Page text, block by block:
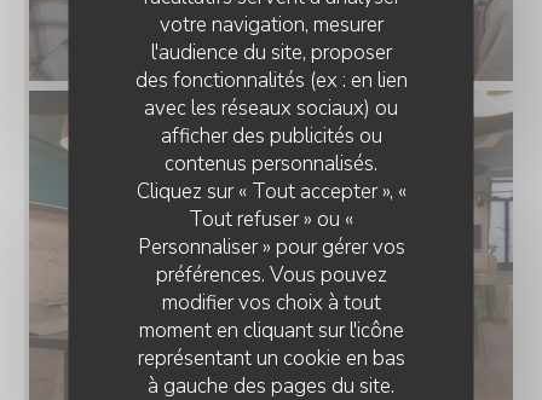
votre navigation, mesurer
l'audience du site, proposer
des fonctionnalités (ex : en lien
avec les réseaux sociaux) ou
afficher des publicités ou
contenus personnalisés.
Cliquez sur « Tout accepter », «
Tout refuser » ou «
Personnaliser » pour gérer vos
préférences. Vous pouvez
modifier vos choix à tout
moment en cliquant sur l'icône
représentant un cookie en bas
à gauche des pages du site.